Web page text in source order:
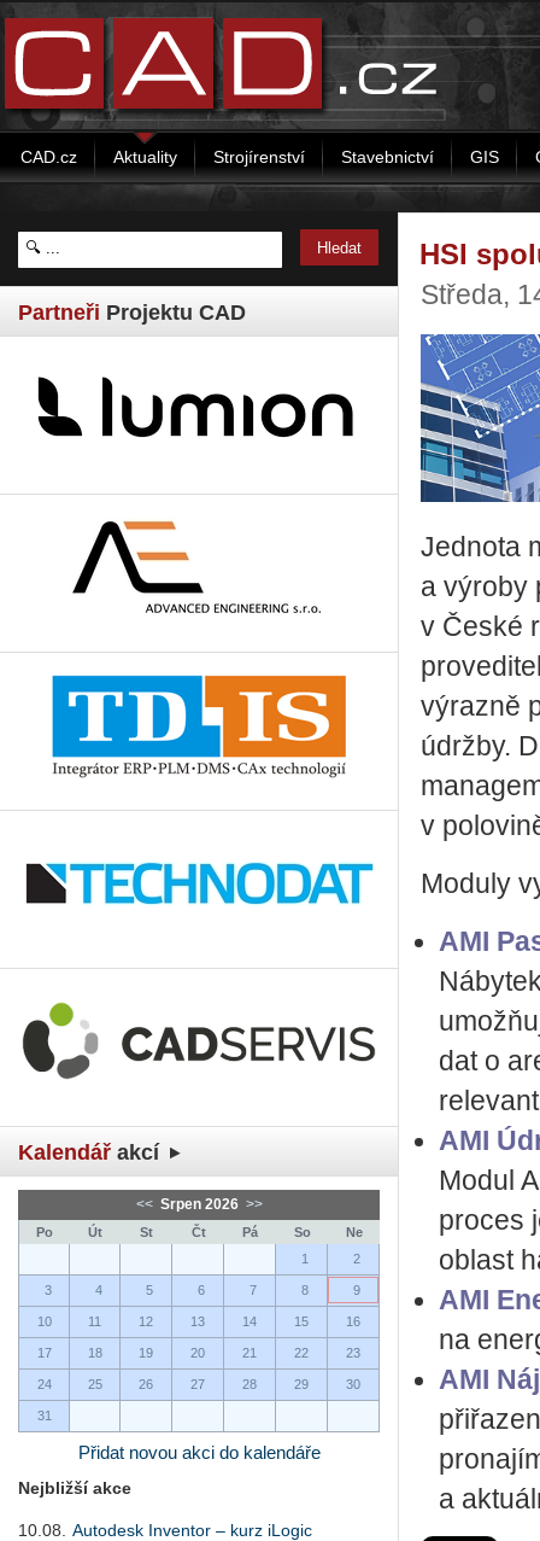
CAD.cz Aktuality Strojírenství Stavebnictví GIS
Partneři Projektu CAD
Kalendář akcí
<< Srpen 2026 >>
Po Út St Čt Pá So
Ne
1
2
3 4 5 6 7 8 9
10 11 12 13 14 15 16
17 18 19 20 21 22 23
24 25 26 27 28 29 30
31
Přidat novou akci do kalendáře
Nejbližší akce
10.08.
Autodesk Inventor – kurz iLogic
HSI
Středa,
Jednota
a výroby
v České
výrazně
údržby.
v
Moduly
AMI
dat o
AMI
Modul
proces
oblast
AMI
na
AMI
a